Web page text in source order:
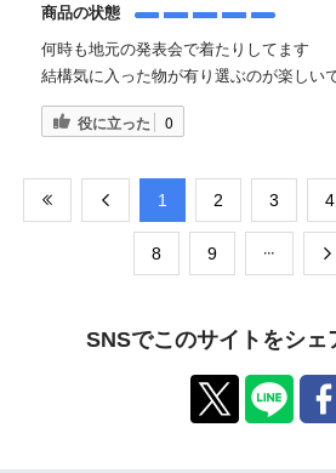
商品の状態
何時も地元の発表会で着たりしてます
結構気に入った物が有り選ぶのが楽しい
役に立った 0
​1 ​2 ​3 ​4
​8 ​9
SNSでこのサイトをシェ